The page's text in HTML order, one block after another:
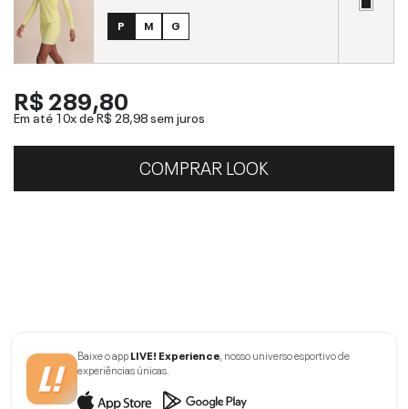
P M G
R$ 289,80
Em até 10x deR$ 28,98sem juros
COMPRAR LOOK
Baixe o appLIVE! Experience , nosso universo esportivo de
experiências únicas.